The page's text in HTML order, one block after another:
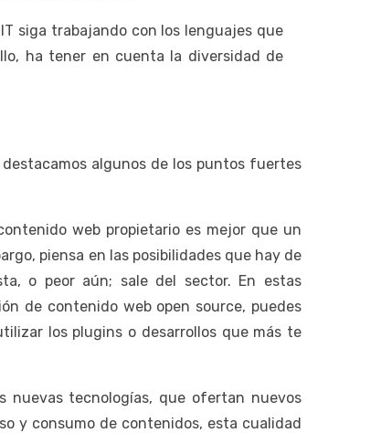
siga trabajando con los lenguajes que
ha tener en cuenta la diversidad de
algunos de los puntos fuertes
web propietario es mejor que un
piensa en las posibilidades que hay de
o peor aún; sale del sector. En estas
de contenido web open source, puedes
los plugins o desarrollos que más te
tecnologías, que ofertan nuevos
y consumo de contenidos, esta cualidad